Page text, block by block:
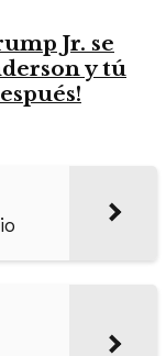
Jr. se
y tú